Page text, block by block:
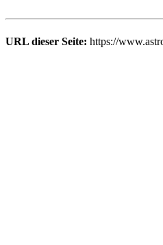
URL dieser Seite: https://